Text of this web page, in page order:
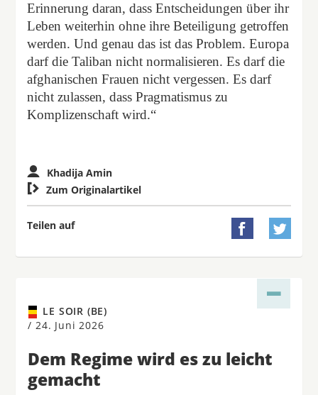
Erinnerung daran, dass Entscheidungen über ihr
Leben weiterhin ohne ihre Beteiligung getroffen
werden. Und genau das ist das Problem. Europa
darf die Taliban nicht normalisieren. Es darf die
afghanischen Frauen nicht vergessen. Es darf
nicht zulassen, dass Pragmatismus zu
Komplizenschaft wird.“
Khadija Amin
 Zum Originalartikel
Teilen auf  
LE SOIR (BE)
/ 24. Juni 2026
Dem Regime wird es zu leicht
gemacht